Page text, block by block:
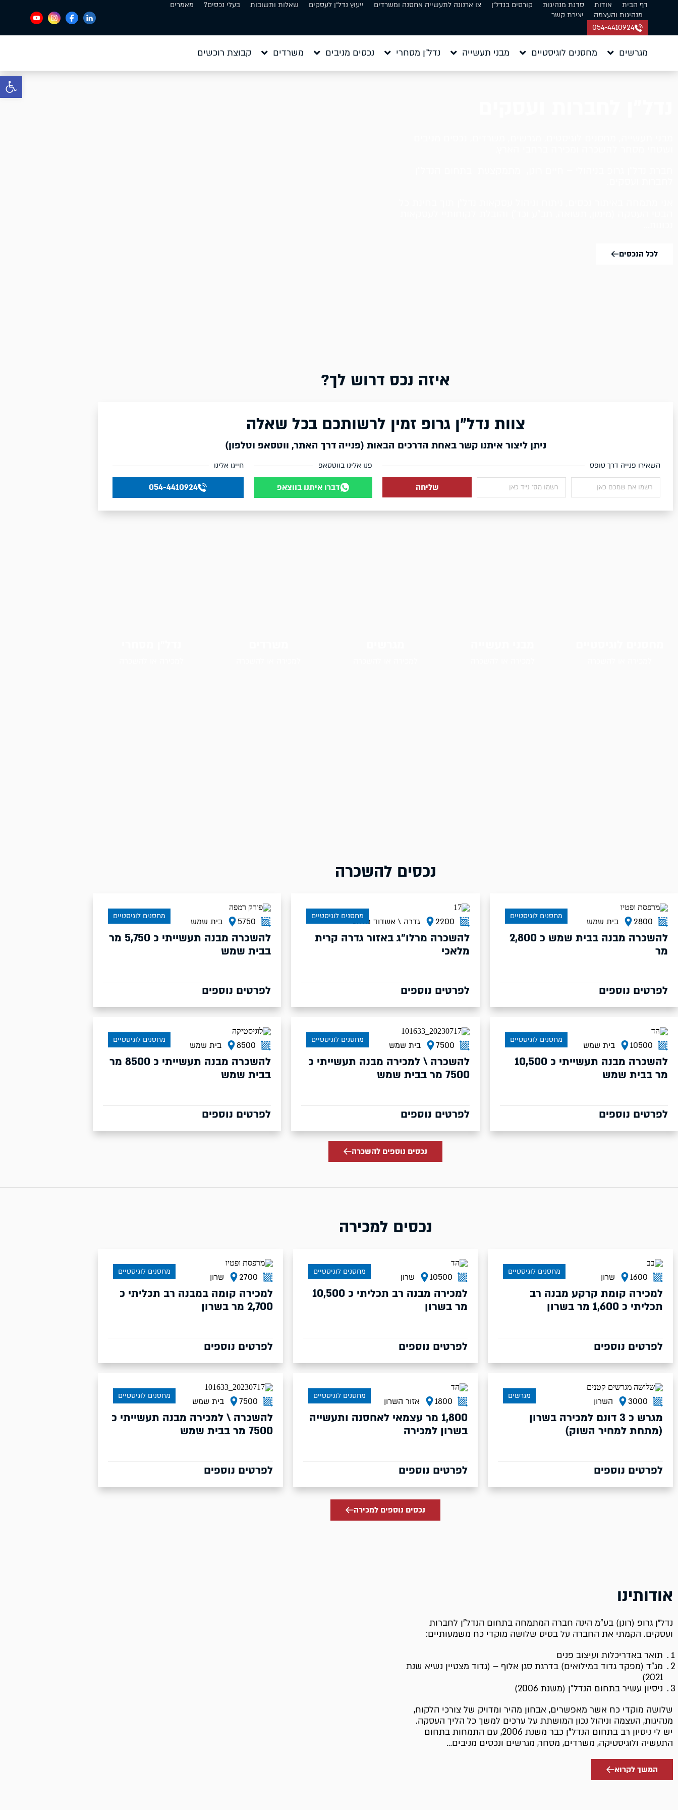
פתח
דף הבית אודות סדנת מנהיגות קורסים בנדל״ן צו ארנונה לתעשייה אחסנה ומשרדים ייעוץ נדל״ן לעסקים שאלות ותשובות בעלי נכסים?
מאמרים
מנהיגות והעצמה
יצירת קשר
054-4410924
מגרשים מחסנים לוגיסטיים מבני תעשייה נדל״ן מסחרי נכסים מניבים משרדים קבוצת רוכשים
לכל הנכסים
איזה נכס דרוש לך?
צוות נדל״ן גרופ זמין לרשותכם בכל שאלה
ניתן ליצור איתנו קשר באחת הדרכים הבאות (פנייה דרך האתר, ווטסאפ וטלפון)
השאירו פנייה דרך טופס
שליחה
פנו אלינו בווטסאפ
דברו איתנו בווצאפ
חייגו אלינו
054-4410924
נכסים להשכרה
2800 בית שמש
להשכרה מבנה בבית שמש כ 2,800
מר
לפרטים נוספים
מחסנים לוגיסטיים
2200 גדרה \ אשדוד מלאכי
להשכרה מרלו"ג באזור גדרה קרית
מלאכי
לפרטים נוספים
מחסנים לוגיסטיים
5750 בית שמש
להשכרה מבנה תעשייתי כ 5,750 מר
בבית שמש
לפרטים נוספים
מחסנים לוגיסטיים
10500 בית שמש
להשכרה מבנה תעשייתי כ 10,500
מר בבית שמש
לפרטים נוספים
מחסנים לוגיסטיים
7500 בית שמש
להשכרה \ למכירה מבנה תעשייתי כ
7500 מר בבית שמש
לפרטים נוספים
מחסנים לוגיסטיים
8500 בית שמש
להשכרה מבנה תעשייתי כ 8500 מר
בבית שמש
לפרטים נוספים
מחסנים לוגיסטיים
נכסים נוספים להשכרה
נכסים למכירה
1600 שרון
למכירה קומת קרקע מבנה רב
תכליתי כ 1,600 מר בשרון
לפרטים נוספים
מחסנים לוגיסטיים
10500 שרון
למכירה מבנה רב תכליתי כ 10,500
מר בשרון
לפרטים נוספים
מחסנים לוגיסטיים
2700 שרון
למכירה קומה במבנה רב תכליתי כ
2,700 מר בשרון
לפרטים נוספים
מחסנים לוגיסטיים
3000 השרון
מגרש כ 3 דונם למכירה בשרון
(מתחת למחיר השוק)
לפרטים נוספים
מגרשים
1800 אזור השרון
1,800 מר עצמאי לאחסנה ותעשייה
בשרון למכירה
לפרטים נוספים
מחסנים לוגיסטיים
7500 בית שמש
להשכרה \ למכירה מבנה תעשייתי כ
7500 מר בבית שמש
לפרטים נוספים
מחסנים לוגיסטיים
נכסים נוספים למכירה
אודותינו
נדל״ן גרופ (רונן) בע"מ הינה חברה המתמחה בתחום הנדל”ן לחברות
ועסקים. הקמתי את החברה על בסיס שלושה מוקדי כח משמעותיים:
תואר באדריכלות ועיצוב פנים
מג"ד (מפקד גדוד במילואים) בדרגת סגן אלוף – (גדוד מצטיין נשיא שנת
2021)
ניסיון עשיר בתחום הנדל"ן (משנת 2006)
שלושה מוקדי כח אשר מאפשרים, אבחון מהיר ומדויק של צורכי הלקוח,
מנהיגות, העצמה וניהול נכון המושתת על ערכים למשך כל הליך העסקה.
יש לי ניסיון רב בתחום הנדל"ן כבר משנת 2006, עם התמחות בתחום
התעשיה ולוגיסטיקה, משרדים, מסחר, מגרשים ונכסים מניבים…
המשך לקרוא